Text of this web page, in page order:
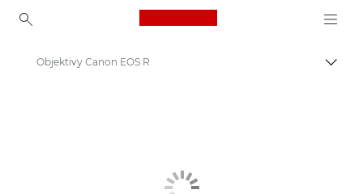
Canon Logo, back to
Objektivy Canon EOS R